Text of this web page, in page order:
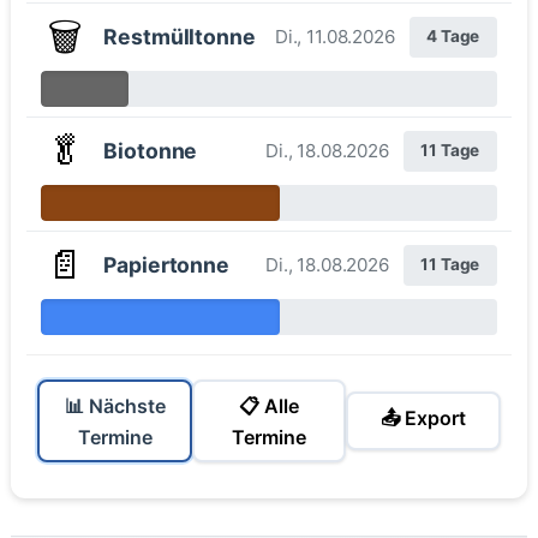
🗑️ Restmülltonne Di., 11.08.2026 4 Tage
🥬 Biotonne Di., 18.08.2026 11 Tage
📄 Papiertonne Di., 18.08.2026 11 Tage
📊 Nächste
Termine
📋 Alle
Termine
📤 Export